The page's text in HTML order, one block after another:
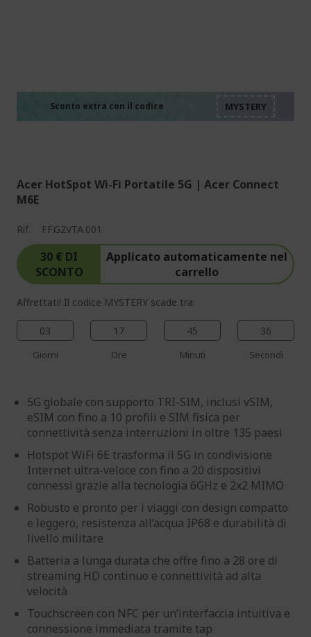
Sconto extra con il codice
Acer HotSpot Wi-Fi Portatile 5G | Acer Connect
M6E
Rif. FF.G2VTA.001
30 € DI
SCONTO
Applicato automaticamente nel
carrello
Affrettati! Il codice MYSTERY scade tra:
03
Giorni
17
Ore
45
Minuti
35
Secondi
5G globale con supporto TRI-SIM, inclusi vSIM,
eSIM con fino a 10 profili e SIM fisica per
connettività senza interruzioni in oltre 135 paesi
Hotspot WiFi 6E trasforma il 5G in condivisione
Internet ultra-veloce con fino a 20 dispositivi
connessi grazie alla tecnologia 6GHz e 2x2 MIMO
Robusto e pronto per i viaggi con design compatto
e leggero, resistenza all’acqua IP68 e durabilità di
livello militare
Batteria a lunga durata che offre fino a 28 ore di
streaming HD continuo e connettività ad alta
velocità
Touchscreen con NFC per un’interfaccia intuitiva e
connessione immediata tramite tap